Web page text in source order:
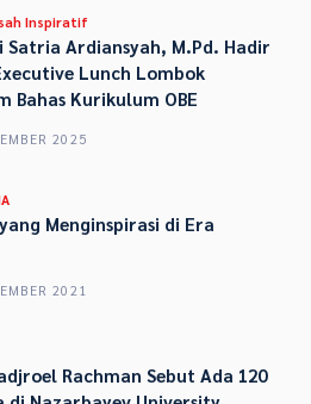
Inspiratif
Satria Ardiansyah, M.Pd. Hadir
Lunch Lombok
Bahas Kurikulum OBE
2025
Menginspirasi di Era
2021
Rachman Sebut Ada 120